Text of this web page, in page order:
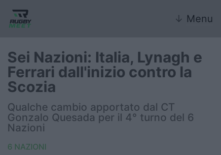
↓ Menu
Nazionale
Nazionali giovanili
Rugby Sevens
FIR
Sei Nazioni: Italia, Lynagh e
Ferrari dall'inizio contro la
Scozia
Qualche cambio apportato dal CT
Gonzalo Quesada per il 4° turno del 6
Nazioni
6 NAZIONI